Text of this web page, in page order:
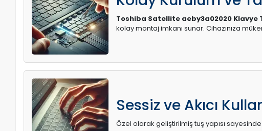
Toshiba Satellite aeby3a02020 Klavye
kolay montaj imkanı sunar. Cihazınıza
Sessiz ve Akıcı
Özel olarak geliştirilmiş tuş yapısı